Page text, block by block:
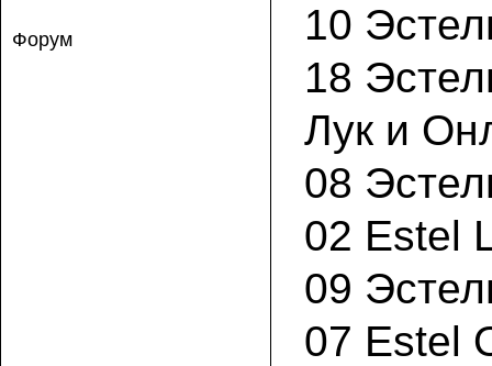
Форум
10
18
Лук и
08
02 Estel
09
07